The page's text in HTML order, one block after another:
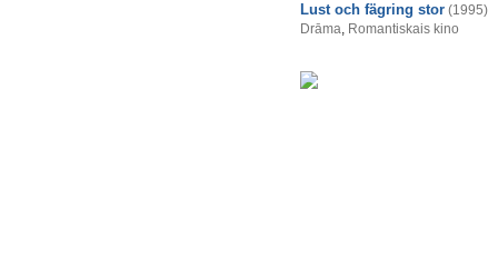
Lust och fägring stor (1995)
Drāma, Romantiskais kino